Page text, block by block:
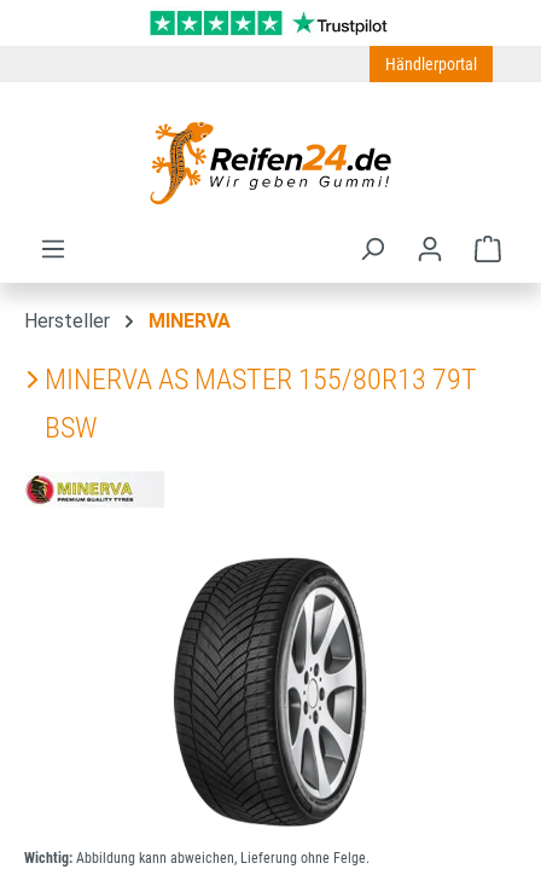
Zum Hauptinhalt springen
Händlerportal
Hersteller MINERVA
MINERVA AS MASTER 155/80R13 79T
BSW
Bildergalerie überspringen
Wichtig: Abbildung kann abweichen, Lieferung ohne Felge.